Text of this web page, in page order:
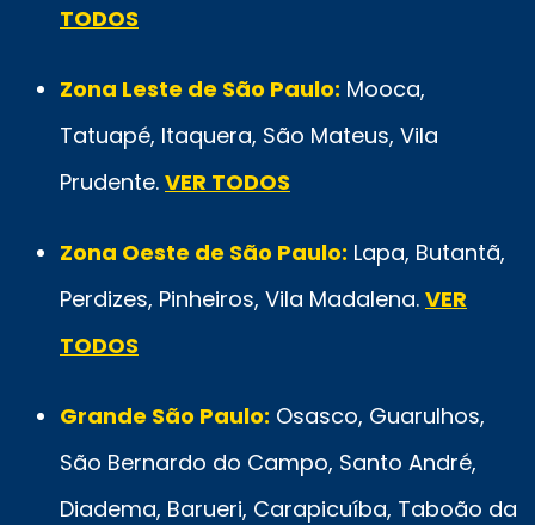
TODOS
Zona Leste de São Paulo: Mooca,
Tatuapé, Itaquera, São Mateus, Vila
Prudente. VER TODOS
Zona Oeste de São Paulo: Lapa, Butantã,
Perdizes, Pinheiros, Vila Madalena. VER
TODOS
Grande São Paulo: Osasco, Guarulhos,
São Bernardo do Campo, Santo André,
Diadema, Barueri, Carapicuíba, Taboão da